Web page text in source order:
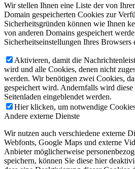
Wir stellen Ihnen eine Liste der von
Domain gespeicherten Cookies zur
Sicherheitsgründen können wie Ihnen
von anderen Domains gespeichert
Sicherheitseinstellungen Ihres Browsers
Aktivieren, damit die
wird und alle Cookies, denen nicht
werden. Wir benötigen zwei Cookies,
gespeichert wird. Andernfalls wird
Seitenladen eingeblendet werden.
Hier klicken, um notwendige
Andere externe Dienste
Wir nutzen auch verschiedene externe
Webfonts, Google Maps und externe
Anbieter möglicherweise
speichern, können Sie diese hier